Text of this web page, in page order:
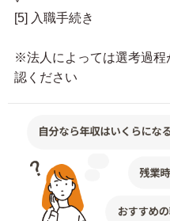
[5] 入職手続き
※法人によっては選考過程
認ください